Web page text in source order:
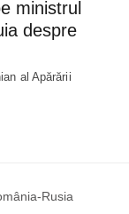
ministrul
despre
al Apărării
Rusia